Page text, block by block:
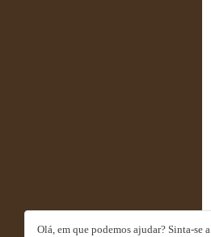
Olá, em que podemos ajudar? Sinta-se a